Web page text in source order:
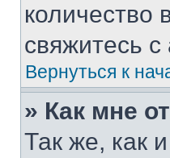
количество
свяжитесь
Вернуться к
» Как мне
Так же, как